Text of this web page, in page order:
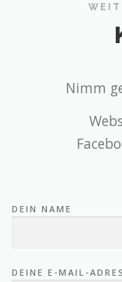
Nimm
DEIN NAME
DEINE E-MAIL-